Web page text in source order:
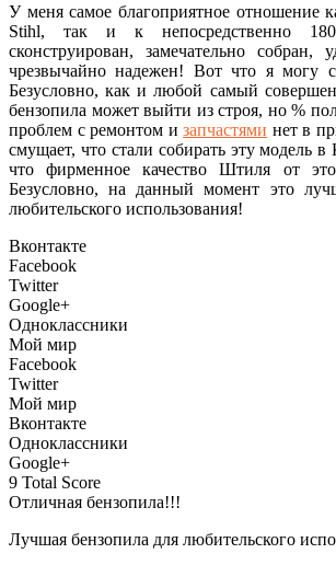
У меня самое благоприятное отношение
Stihl, так и к непосредственно
сконструирован, замечательно собран,
чрезвычайно надежен! Вот что я могу
Безусловно, как и любой самый
бензопила может выйти из строя, но %
проблем с ремонтом изапчастями нет в
смущает, что стали собирать эту модель в
что фирменное качество Штиля от
Безусловно, на данный момент это
любительского использования!
Вконтакте
Facebook
Twitter
Google+
Одноклассники
Мой мир
Facebook
Twitter
Мой мир
Вконтакте
Одноклассники
Google+
9 Total Score
Отличная бензопила!!!
Лучшая бензопила для любительского